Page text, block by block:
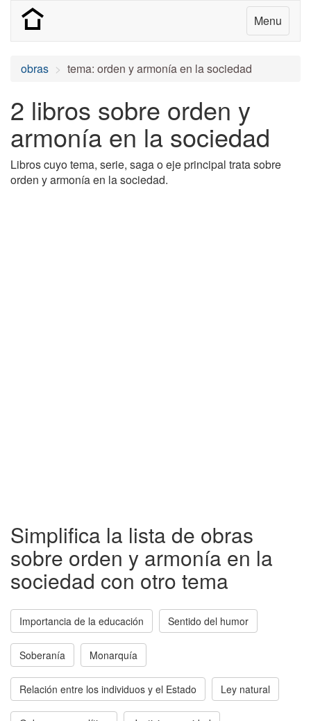
Menu
obras tema: orden y armonía en la sociedad
2 libros sobre orden y
armonía en la sociedad
Libros cuyo tema, serie, saga o eje principal trata sobre
orden y armonía en la sociedad.
Simplifica la lista de obras
sobre orden y armonía en la
sociedad con otro tema
Importancia de la educación Sentido del humor
Soberanía Monarquía
Relación entre los individuos y el Estado Ley natural